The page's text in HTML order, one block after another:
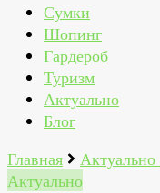
Сумки
Шопинг
Гардероб
Туризм
Актуально
Блог
Главная
Актуально
Актуально